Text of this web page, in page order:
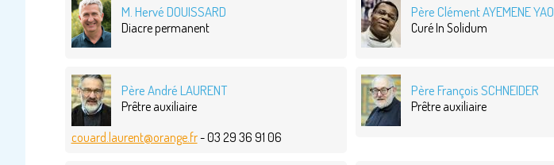
M. Hervé DOUISSARD
Diacre permanent
Père Clément AYEMENE YAO
Curé In Solidum
Père André LAURENT
Prêtre auxiliaire
couard.laurent@orange.fr- 03 29 36 91 06
Père François SCHNEIDER
Prêtre auxiliaire